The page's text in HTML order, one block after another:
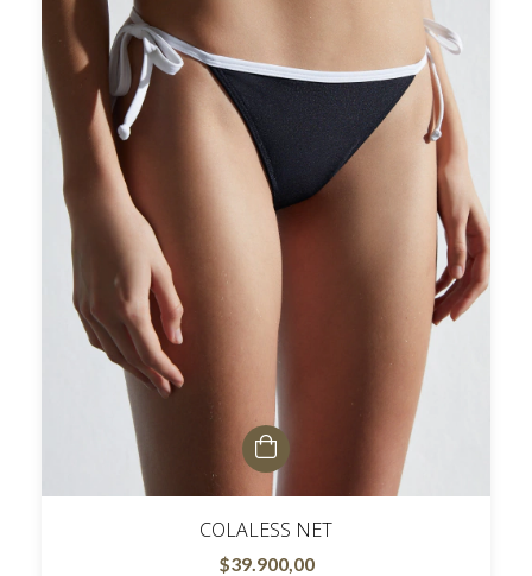
COLALESS NET
$39.900,00